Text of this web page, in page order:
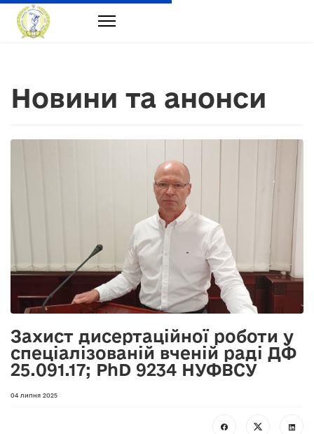
Новини та анонси
Захист дисертаційної роботи у
спеціалізованій вченій раді ДФ
25.091.17; PhD 9234 НУФВСУ
04 липня 2025